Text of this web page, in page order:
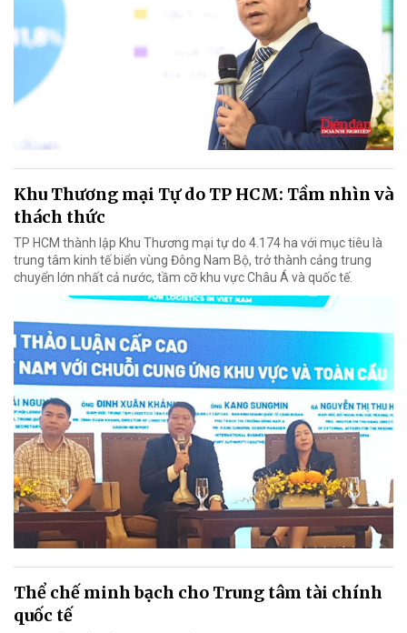
Khu Thương mại Tự do TP HCM: Tầm nhìn và
thách thức
TP HCM thành lập Khu Thương mại tự do 4.174 ha với mục tiêu là
trung tâm kinh tế biển vùng Đông Nam Bộ, trở thành cảng trung
chuyển lớn nhất cả nước, tầm cỡ khu vực Châu Á và quốc tế.
Thể chế minh bạch cho Trung tâm tài chính
quốc tế